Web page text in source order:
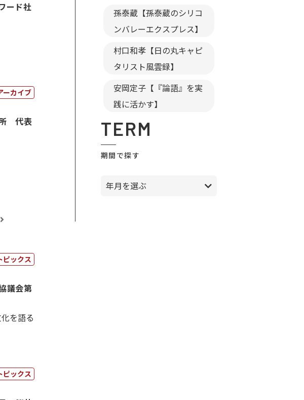
ード社
ーカイブ
所 代表
ピックス
議会第
を語る
ピックス
孫泰蔵【孫泰蔵のシリコ
ンバレーエクスプレス】
村口和孝【日の丸キャピ
タリスト風雲録】
安岡定子【『論語』を実
践に活かす】
TERM
期間で探す
年月を選ぶ